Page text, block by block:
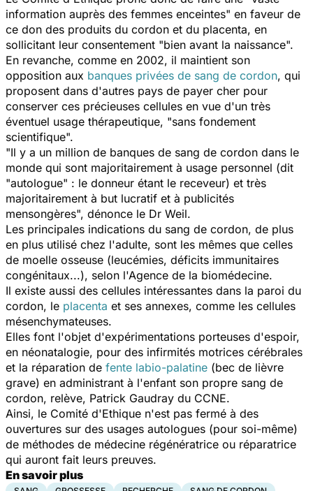
information auprès des femmes enceintes" en faveur de
ce don des produits du cordon et du placenta, en
sollicitant leur consentement "bien avant la naissance".
En revanche, comme en 2002, il maintient son
opposition aux banques privées de sang de cordon, qui
proposent dans d'autres pays de payer cher pour
conserver ces précieuses cellules en vue d'un très
éventuel usage thérapeutique, "sans fondement
scientifique".
"Il y a un million de banques de sang de cordon dans le
monde qui sont majoritairement à usage personnel (dit
"autologue" : le donneur étant le receveur) et très
majoritairement à but lucratif et à publicités
mensongères", dénonce le Dr Weil.
Les principales indications du sang de cordon, de plus
en plus utilisé chez l'adulte, sont les mêmes que celles
de moelle osseuse (leucémies, déficits immunitaires
congénitaux...), selon l'Agence de la biomédecine.
Il existe aussi des cellules intéressantes dans la paroi du
cordon, le placenta et ses annexes, comme les cellules
mésenchymateuses.
Elles font l'objet d'expérimentations porteuses d'espoir,
en néonatalogie, pour des infirmités motrices cérébrales
et la réparation de fente labio-palatine (bec de lièvre
grave) en administrant à l'enfant son propre sang de
cordon, relève, Patrick Gaudray du CCNE.
Ainsi, le Comité d'Ethique n'est pas fermé à des
ouvertures sur des usages autologues (pour soi-même)
de méthodes de médecine régénératrice ou réparatrice
qui auront fait leurs preuves.
En savoir plus